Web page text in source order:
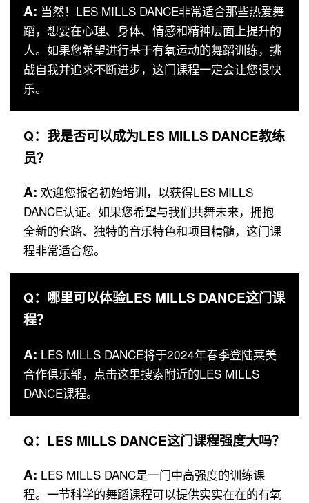
A: 当然！LES MILLS DANCE非常适合那些热爱舞
蹈，想要在心理、身体、情感和精神层面上提升的
人。如果您希望进行基于有氧运动的舞蹈训练，挑
战自我并追求不断进步，这门课程一定会让您很快
乐。
Q：我是否可以成为LES MILLS DANCE教练
员？
A: 欢迎您报名初始培训，以获得LES MILLS
DANCE认证。如果您希望与我们共舞未来，拥抱
全新的套路、独特的音乐特色和项目精髓，这门课
程非常适合您。
Q：哪里可以体验LES MILLS DANCE这门课
程？
A: LES MILLS DANCE将于2024年春季登陆莱美
合作俱乐部，点击这里搜索附近的LES MILLS
DANCE课程。
Q：LES MILLS DANCE这门课程强度大吗？
A: LES MILLS DANC是一门中高强度的训练课
程。一节科学的舞蹈课程可以提供实实在在的有氧